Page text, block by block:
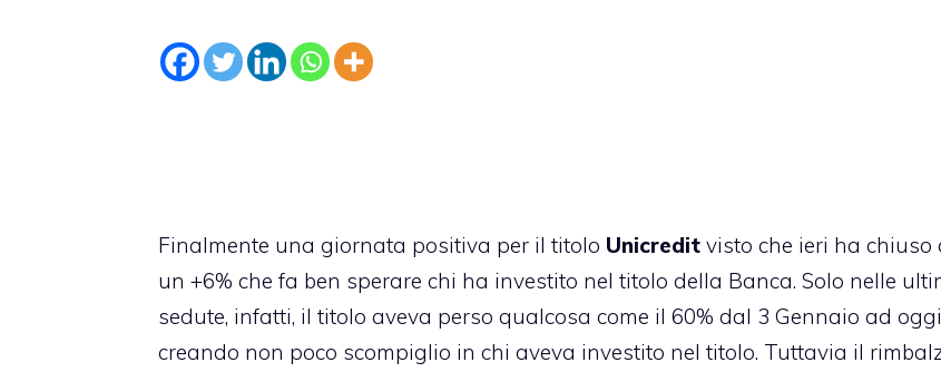
Finalmente una giornata positiva per il titolo Unicredit visto che ieri ha chiuso
un +6% che fa ben sperare chi ha investito nel titolo della Banca. Solo nelle
sedute, infatti, il titolo aveva perso qualcosa come il 60% dal 3 Gennaio ad oggi
creando non poco scompiglio in chi aveva investito nel titolo. Tuttavia il